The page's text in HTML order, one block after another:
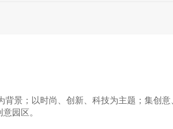
景；以时尚、创新、科技为主题；集创
园区。